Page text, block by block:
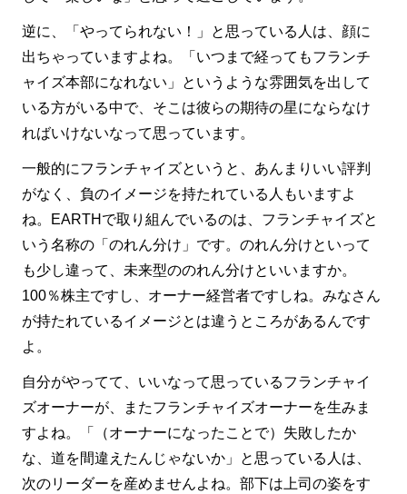
逆に、「やってられない！」と思っている人は、顔に
出ちゃっていますよね。「いつまで経ってもフランチ
ャイズ本部になれない」というような雰囲気を出して
いる方がいる中で、そこは彼らの期待の星にならなけ
ればいけないなって思っています。
一般的にフランチャイズというと、あんまりいい評判
がなく、負のイメージを持たれている人もいますよ
ね。EARTHで取り組んでいるのは、フランチャイズと
いう名称の「のれん分け」です。のれん分けといって
も少し違って、未来型ののれん分けといいますか。
100％株主ですし、オーナー経営者ですしね。みなさん
が持たれているイメージとは違うところがあるんです
よ。
自分がやってて、いいなって思っているフランチャイ
ズオーナーが、またフランチャイズオーナーを生みま
すよね。「（オーナーになったことで）失敗したか
な、道を間違えたんじゃないか」と思っている人は、
次のリーダーを産めませんよね。部下は上司の姿をす